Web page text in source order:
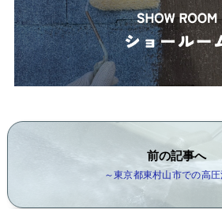
前の記事へ
～東京都東村山市での高